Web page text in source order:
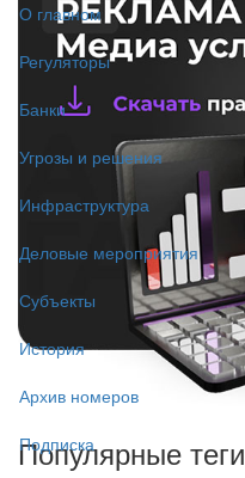
О главном
Регуляторы
Банки
Угрозы и решения
Инфраструктура
Деловые мероприятия
Субъекты
История
Архив номеров
Подписка
Популярные теги